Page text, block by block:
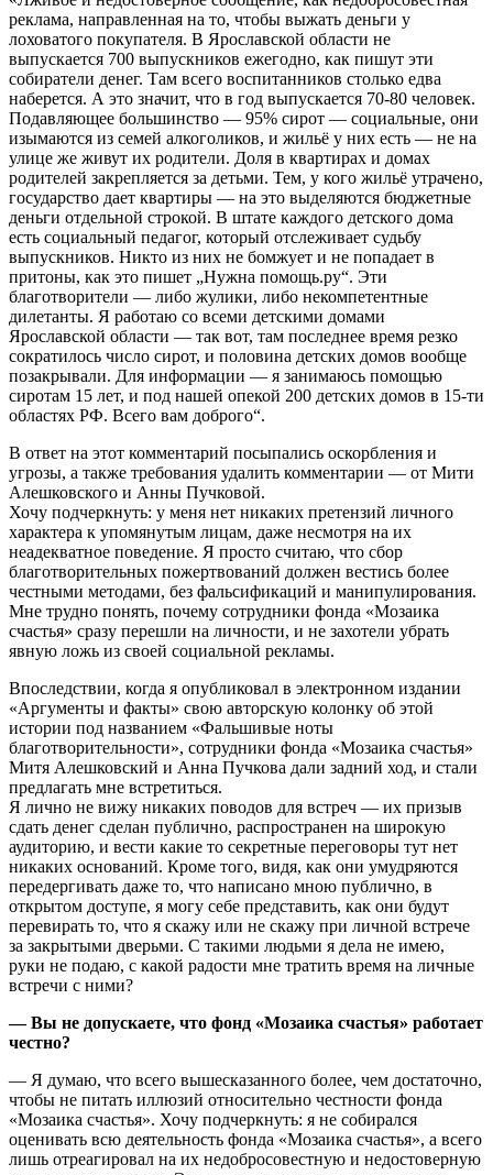
реклама, направленная на то, чтобы выжать деньги у
лоховатого покупателя. В Ярославской области не
выпускается 700 выпускников ежегодно, как пишут эти
собиратели денег. Там всего воспитанников столько едва
наберется. А это значит, что в год выпускается 70-80 человек.
Подавляющее большинство — 95% сирот — социальные, они
изымаются из семей алкоголиков, и жильё у них есть — не на
улице же живут их родители. Доля в квартирах и домах
родителей закрепляется за детьми. Тем, у кого жильё утрачено,
государство дает квартиры — на это выделяются бюджетные
деньги отдельной строкой. В штате каждого детского дома
есть социальный педагог, который отслеживает судьбу
выпускников. Никто из них не бомжует и не попадает в
притоны, как это пишет „Нужна помощь.ру“. Эти
благотворители — либо жулики, либо некомпетентные
дилетанты. Я работаю со всеми детскими домами
Ярославской области — так вот, там последнее время резко
сократилось число сирот, и половина детских домов вообще
позакрывали. Для информации — я занимаюсь помощью
сиротам 15 лет, и под нашей опекой 200 детских домов в 15-ти
областях РФ. Всего вам доброго“.
В ответ на этот комментарий посыпались оскорбления и
угрозы, а также требования удалить комментарии — от Мити
Алешковского и Анны Пучковой.
Хочу подчеркнуть: у меня нет никаких претензий личного
характера к упомянутым лицам, даже несмотря на их
неадекватное поведение. Я просто считаю, что сбор
благотворительных пожертвований должен вестись более
честными методами, без фальсификаций и манипулирования.
Мне трудно понять, почему сотрудники фонда «Мозаика
счастья» сразу перешли на личности, и не захотели убрать
явную ложь из своей социальной рекламы.
Впоследствии, когда я опубликовал в электронном издании
«Аргументы и факты» свою авторскую колонку об этой
истории под названием «Фальшивые ноты
благотворительности», сотрудники фонда «Мозаика счастья»
Митя Алешковский и Анна Пучкова дали задний ход, и стали
предлагать мне встретиться.
Я лично не вижу никаких поводов для встреч — их призыв
сдать денег сделан публично, распространен на широкую
аудиторию, и вести какие то секретные переговоры тут нет
никаких оснований. Кроме того, видя, как они умудряются
передергивать даже то, что написано мною публично, в
открытом доступе, я могу себе представить, как они будут
перевирать то, что я скажу или не скажу при личной встрече
за закрытыми дверьми. С такими людьми я дела не имею,
руки не подаю, с какой радости мне тратить время на личные
встречи с ними?
— Вы не допускаете, что фонд «Мозаика счастья» работает
честно?
— Я думаю, что всего вышесказанного более, чем достаточно,
чтобы не питать иллюзий относительно честности фонда
«Мозаика счастья». Хочу подчеркнуть: я не собирался
оценивать всю деятельность фонда «Мозаика счастья», а всего
лишь отреагировал на их недобросовестную и недостоверную